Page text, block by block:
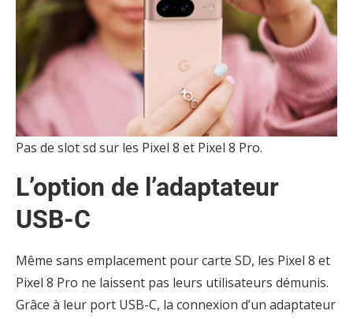
Pas de slot sd sur les Pixel 8 et Pixel 8 Pro.
L’option de l’adaptateur
USB-C
Même sans emplacement pour carte SD, les Pixel 8 et
Pixel 8 Pro ne laissent pas leurs utilisateurs démunis.
Grâce à leur port USB-C, la connexion d’un adaptateur